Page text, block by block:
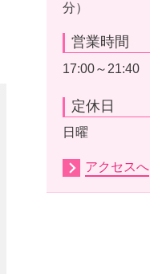
分）
営業時間
17:00～21:40
定休日
日曜
アクセスへ